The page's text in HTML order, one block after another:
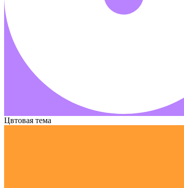
Цвтовая тема